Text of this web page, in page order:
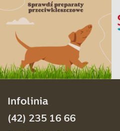
Infolinia
(42) 235 16 66